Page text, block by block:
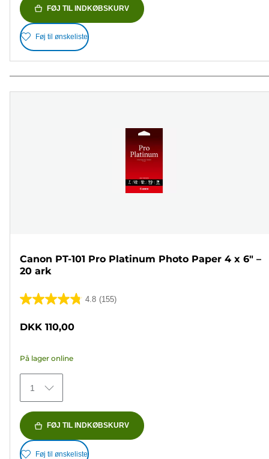
FØJ TIL INDKØBSKURV
Føj til ønskeliste
Canon PT-101 Pro Platinum Photo Paper 4 x 6" –
20 ark
4.8 (155)
4.8
stjerner.
155
anmeldelser
DKK 110,00
På lager online
1
FØJ TIL INDKØBSKURV
Føj til ønskeliste